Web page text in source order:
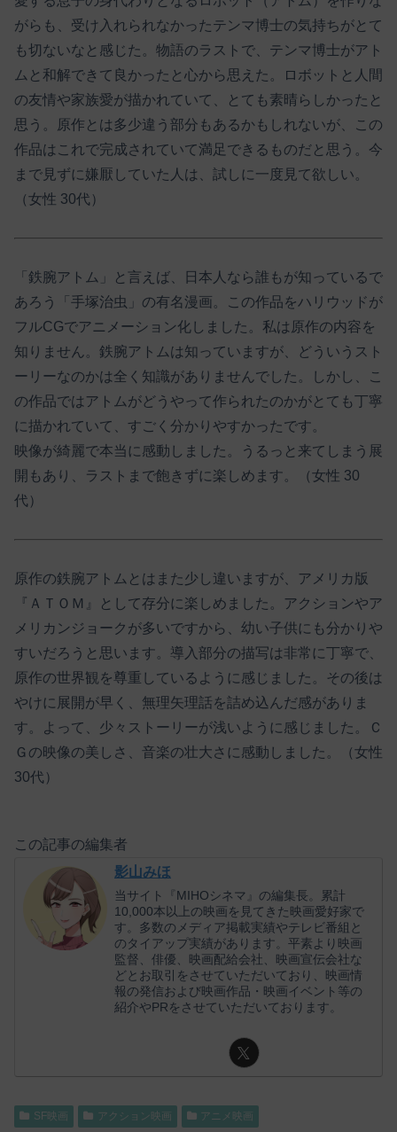
がらも、受け入れられなかったテンマ博士の気持ちがとて
も切ないなと感じた。物語のラストで、テンマ博士がアト
ムと和解できて良かったと心から思えた。ロボットと人間
の友情や家族愛が描かれていて、とても素晴らしかったと
思う。原作とは多少違う部分もあるかもしれないが、この
作品はこれで完成されていて満足できるものだと思う。今
まで見ずに嫌厭していた人は、試しに一度見て欲しい。
（女性 30代）
「鉄腕アトム」と言えば、日本人なら誰もが知っているで
あろう「手塚治虫」の有名漫画。この作品をハリウッドが
フルCGでアニメーション化しました。私は原作の内容を
知りません。鉄腕アトムは知っていますが、どういうスト
ーリーなのかは全く知識がありませんでした。しかし、こ
の作品ではアトムがどうやって作られたのかがとても丁寧
に描かれていて、すごく分かりやすかったです。
映像が綺麗で本当に感動しました。うるっと来てしまう展
開もあり、ラストまで飽きずに楽しめます。（女性 30
代）
原作の鉄腕アトムとはまた少し違いますが、アメリカ版
『ＡＴＯＭ』として存分に楽しめました。アクションやア
メリカンジョークが多いですから、幼い子供にも分かりや
すいだろうと思います。導入部分の描写は非常に丁寧で、
原作の世界観を尊重しているように感じました。その後は
やけに展開が早く、無理矢理話を詰め込んだ感がありま
す。よって、少々ストーリーが浅いように感じました。Ｃ
Ｇの映像の美しさ、音楽の壮大さに感動しました。（女性
30代）
この記事の編集者
影山みほ
当サイト『MIHOシネマ』の編集長。累計
10,000本以上の映画を見てきた映画愛好家で
す。多数のメディア掲載実績やテレビ番組と
のタイアップ実績があります。平素より映画
監督、俳優、映画配給会社、映画宣伝会社な
どとお取引をさせていただいており、映画情
報の発信および映画作品・映画イベント等の
紹介やPRをさせていただいております。
SF映画 アクション映画 アニメ映画